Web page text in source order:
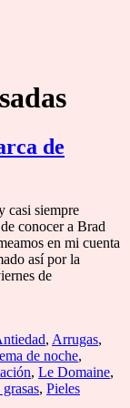
de
casi siempre
conocer a Brad
en mi cuenta
así por la
de
, Arrugas,
de noche,
, Le Domaine,
, Pieles